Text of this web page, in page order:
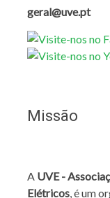
geral@uve.pt
Missão
A UVE -
Elétricos, é um